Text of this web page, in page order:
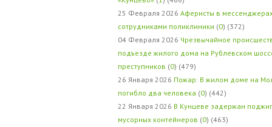
25 Февраля 2026 Аферисты в
сотрудниками поликлиники (0) (372)
04 Февраля 2026 Чрезвычайное
подъезде жилого дома на Рублевском
преступников (0) (479)
26 Января 2026 Пожар: В жилом доме на
погибло два человека (0) (442)
22 Января 2026 В Кунцеве задержан
мусорных контейнеров (0) (463)